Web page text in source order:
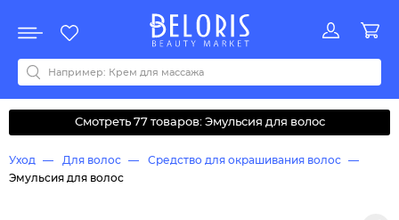
Акции
Все бренды
0-9ABCDEFGHIJKLMNOPQRSTUVWYZАБВДЗИМОКЛНПРСТУФ
Смотреть 77 товаров: Эмульсия для волос
Уход Для волос
Средство для окрашивания волос
Эмульсия для волос